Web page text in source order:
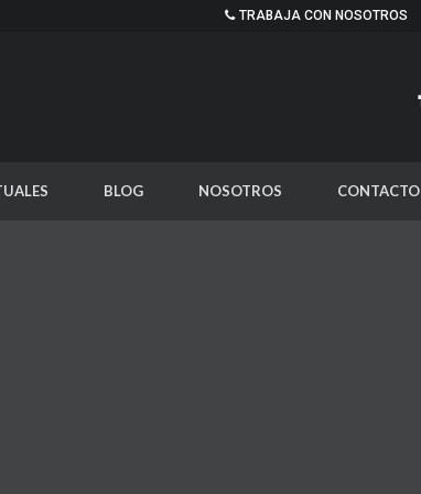
TRABAJA CON NOSOTROS
BLOG NOSOTROS CONTACTO